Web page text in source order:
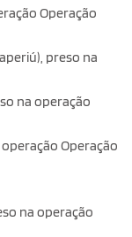
Operação
preso na
na operação
Operação
na operação